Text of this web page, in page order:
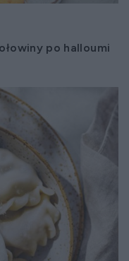
po halloumi